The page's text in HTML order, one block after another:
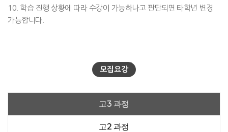
10. 학습 진행 상황에 따라 수강이 가능하나고 판단되면 타학년 변경
가능합니다.
모집요강
고3 과정
고2 과정